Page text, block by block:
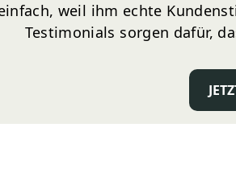
weil ihm echte
Testimonials sorgen dafür,